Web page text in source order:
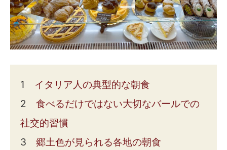
1 イタリア人の典型的な朝食
2 食べるだけではない大切なバールでの
社交的習慣
3 郷土色が見られる各地の朝食